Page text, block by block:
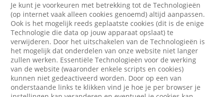
Je kunt je voorkeuren met betrekking tot de Technologieën
(op internet vaak alleen cookies genoemd) altijd aanpassen.
Ook is het mogelijk reeds geplaatste cookies (dit is de enige
Technologie die data op jouw apparaat opslaat) te
verwijderen. Door het uitschakelen van de Technologieën is
het mogelijk dat onderdelen van onze website niet langer
zullen werken. Essentiële Technologieën voor de werking
van de website (waaronder enkele scripts en cookies)
kunnen niet gedeactiveerd worden. Door op een van
onderstaande links te klikken vind je hoe je per browser je